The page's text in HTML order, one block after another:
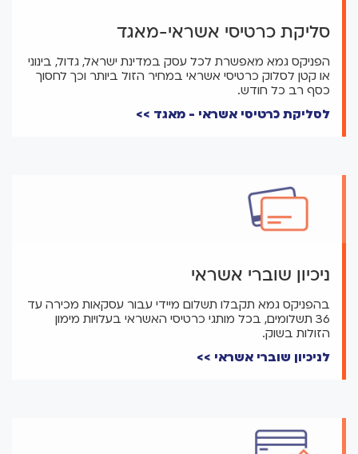
סליקת כרטיסי אשראי-מאגד
הפניקס גמא מאפשרת לכל עסק במדינת ישראל, גדול, בינוני
או קטן לסלוק כרטיסי אשראי במחיר הזול ביותר וכך לחסוך
כסף רב כל חודש.
לסליקת כרטיסי אשראי - מאגד >>
ניכיון שוברי אשראי
בהפניקס גמא תקבלו תשלום מיידי עבור עסקאות מכירה עד
36 תשלומים, בכל מותגי כרטיסי האשראי בעלויות מימון
הזולות בשוק.
לניכיון שוברי אשראי >>